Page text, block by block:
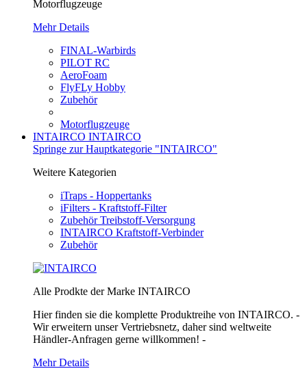
Motorflugzeuge
Mehr Details
FINAL-Warbirds
PILOT RC
AeroFoam
FlyFLy Hobby
Zubehör
Motorflugzeuge
INTAIRCO INTAIRCO
Springe zur Hauptkategorie "INTAIRCO"
Weitere Kategorien
iTraps - Hoppertanks
iFilters - Kraftstoff-Filter
Zubehör Treibstoff-Versorgung
INTAIRCO Kraftstoff-Verbinder
Zubehör
Alle Prodkte der Marke INTAIRCO
Hier finden sie die komplette Produktreihe von INTAIRCO. -
Wir erweitern unser Vertriebsnetz, daher sind weltweite
Händler-Anfragen gerne willkommen! -
Mehr Details